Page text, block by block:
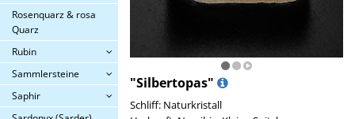
Rosenquarz & rosa
Quarz
Rubin
Sammlersteine
Saphir
"Silbertopas"
Schliff: Naturkristall